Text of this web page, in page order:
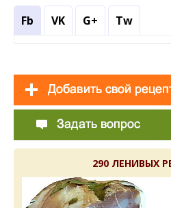
Fb VK G+ Tw
290 ЛЕНИВЫХ